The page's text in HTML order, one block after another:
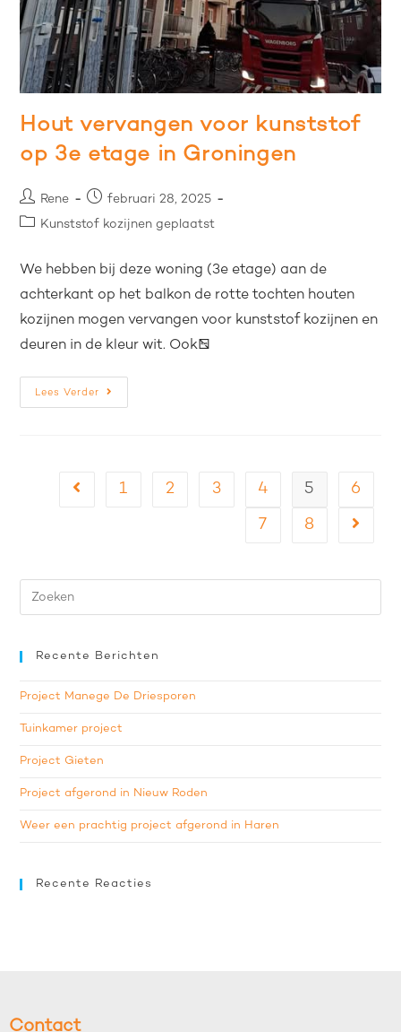
Hout vervangen voor kunststof
op 3e etage in Groningen
Rene
februari 28, 2025
Kunststof kozijnen geplaatst
We hebben bij deze woning (3e etage) aan de
achterkant op het balkon de rotte tochten houten
kozijnen mogen vervangen voor kunststof kozijnen en
deuren in de kleur wit. Ook…
Lees Verder
1 2 3 4 5
6
7
8
Recente Berichten
Project Manege De Driesporen
Tuinkamer project
Project Gieten
Project afgerond in Nieuw Roden
Weer een prachtig project afgerond in Haren
Recente Reacties
Contact